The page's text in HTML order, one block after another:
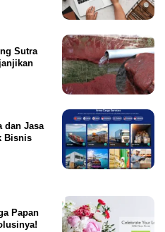
Sutra
dan Jasa
Bisnis
Papan